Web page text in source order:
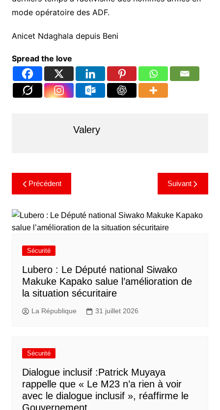
mode opératoire des ADF.
Anicet Ndaghala depuis Beni
Spread the love
Valery
Précédent Suivant
Sécurité
Lubero : Le Député national Siwako
Makuke Kapako salue l’amélioration de
la situation sécuritaire
La République 31 juillet 2026
Sécurité
Dialogue inclusif :Patrick Muyaya
rappelle que « Le M23 n’a rien à voir
avec le dialogue inclusif », réaffirme le
Gouvernement